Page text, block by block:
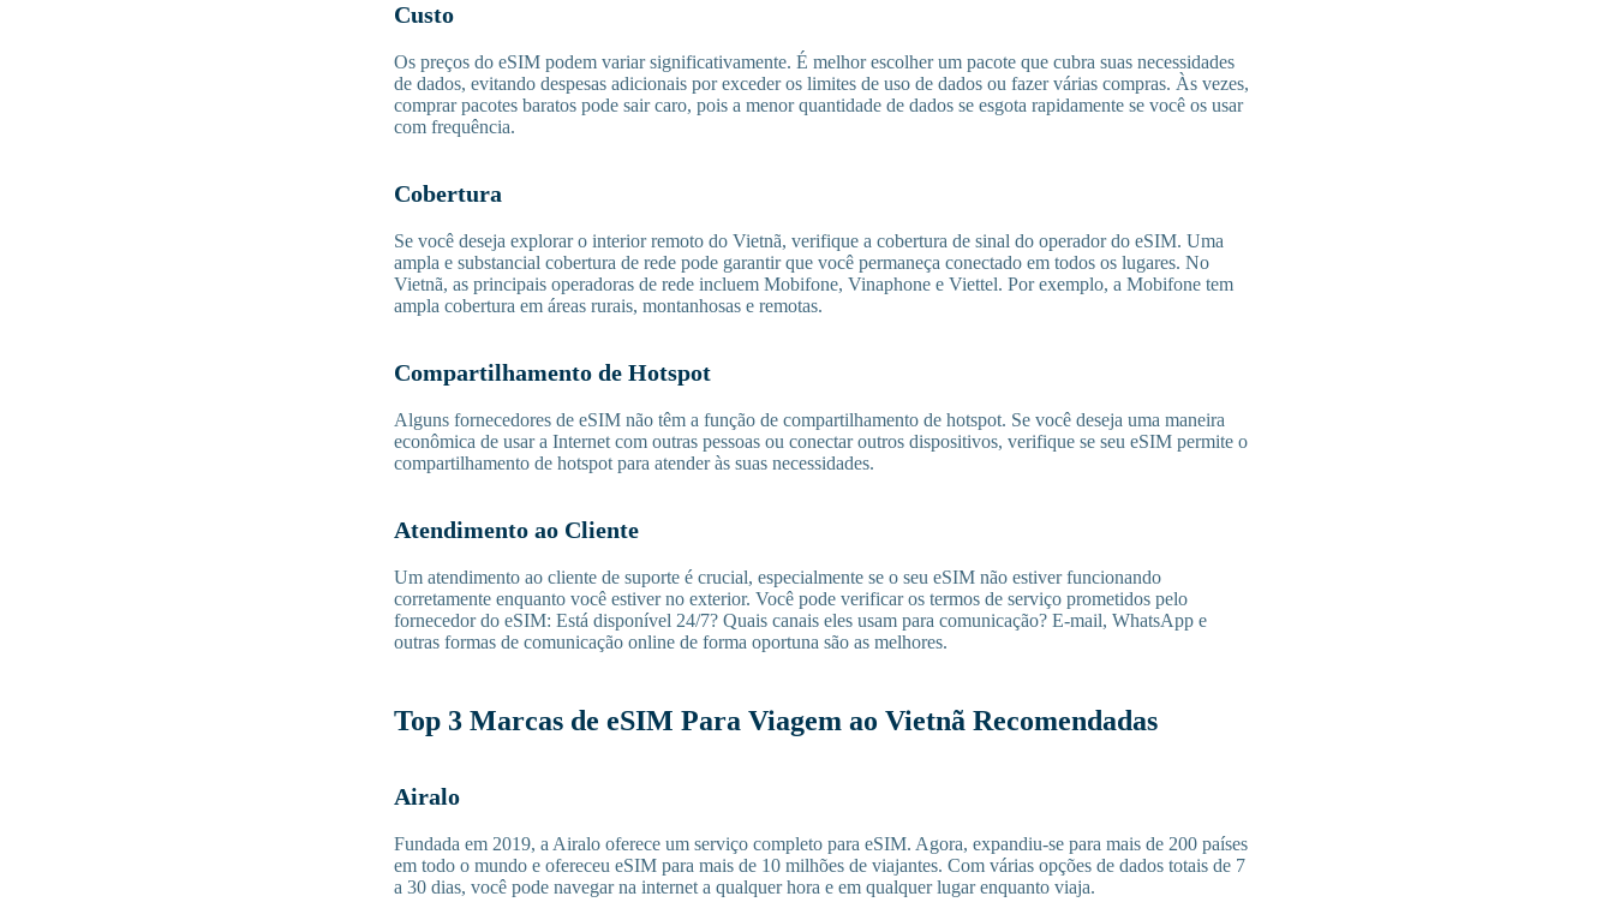
Custo
Os preços do eSIM podem variar significativamente. É melhor escolher um pacote que cubra suas necessidades
de dados, evitando despesas adicionais por exceder os limites de uso de dados ou fazer várias compras. Às vezes,
comprar pacotes baratos pode sair caro, pois a menor quantidade de dados se esgota rapidamente se você os usar
com frequência.
Cobertura
Se você deseja explorar o interior remoto do Vietnã, verifique a cobertura de sinal do operador do eSIM. Uma
ampla e substancial cobertura de rede pode garantir que você permaneça conectado em todos os lugares. No
Vietnã, as principais operadoras de rede incluem Mobifone, Vinaphone e Viettel. Por exemplo, a Mobifone tem
ampla cobertura em áreas rurais, montanhosas e remotas.
Compartilhamento de Hotspot
Alguns fornecedores de eSIM não têm a função de compartilhamento de hotspot. Se você deseja uma maneira
econômica de usar a Internet com outras pessoas ou conectar outros dispositivos, verifique se seu eSIM permite o
compartilhamento de hotspot para atender às suas necessidades.
Atendimento ao Cliente
Um atendimento ao cliente de suporte é crucial, especialmente se o seu eSIM não estiver funcionando
corretamente enquanto você estiver no exterior. Você pode verificar os termos de serviço prometidos pelo
fornecedor do eSIM: Está disponível 24/7? Quais canais eles usam para comunicação? E-mail, WhatsApp e
outras formas de comunicação online de forma oportuna são as melhores.
Top 3 Marcas de eSIM Para Viagem ao Vietnã Recomendadas
Airalo
Fundada em 2019, a Airalo oferece um serviço completo para eSIM. Agora, expandiu-se para mais de 200 países
em todo o mundo e ofereceu eSIM para mais de 10 milhões de viajantes. Com várias opções de dados totais de 7
a 30 dias, você pode navegar na internet a qualquer hora e em qualquer lugar enquanto viaja.